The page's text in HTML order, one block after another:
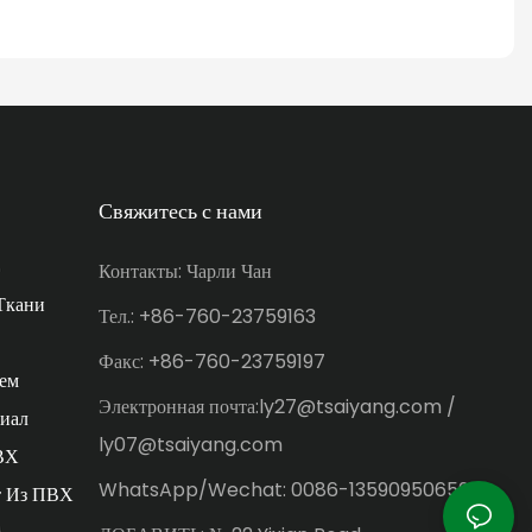
Из ПВХ
Свяжитесь с нами
Контакты: Чарли Чан
Тел.: +86-760-23759163
Факс: +86-760-23759197
Электронная почта:ly27@tsaiyang.com /
ly07@tsaiyang.com
WhatsApp/Wechat: 0086-13590950659